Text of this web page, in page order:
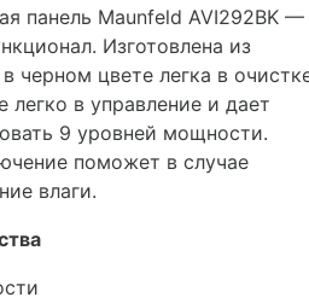
панель Maunfeld AVI292BK —
Изготовлена из
черном цвете легка в
легко в управление и дает
9 уровней мощности.
поможет в случае
влаги.